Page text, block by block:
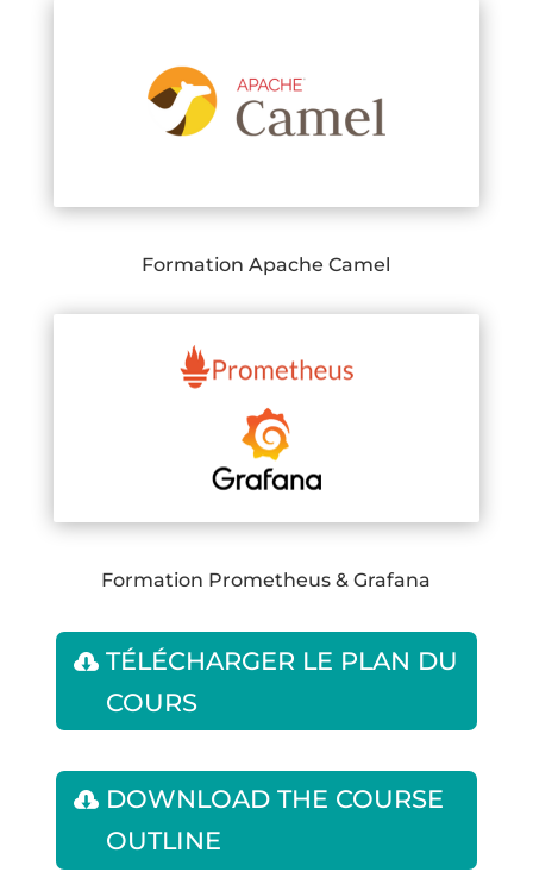
Formation Apache Camel
Formation Prometheus & Grafana
TÉLÉCHARGER LE PLAN DU
COURS
DOWNLOAD THE COURSE
OUTLINE